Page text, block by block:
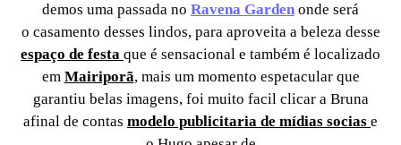
demos uma passada no Ravena Garden onde será
o casamento desses lindos, para aproveita a beleza desse
espaço de festa que é sensacional e também é localizado
em Mairiporã, mais um momento espetacular que
garantiu belas imagens, foi muito facil clicar a Bruna
afinal de contas modelo publicitaria de mídias socias e